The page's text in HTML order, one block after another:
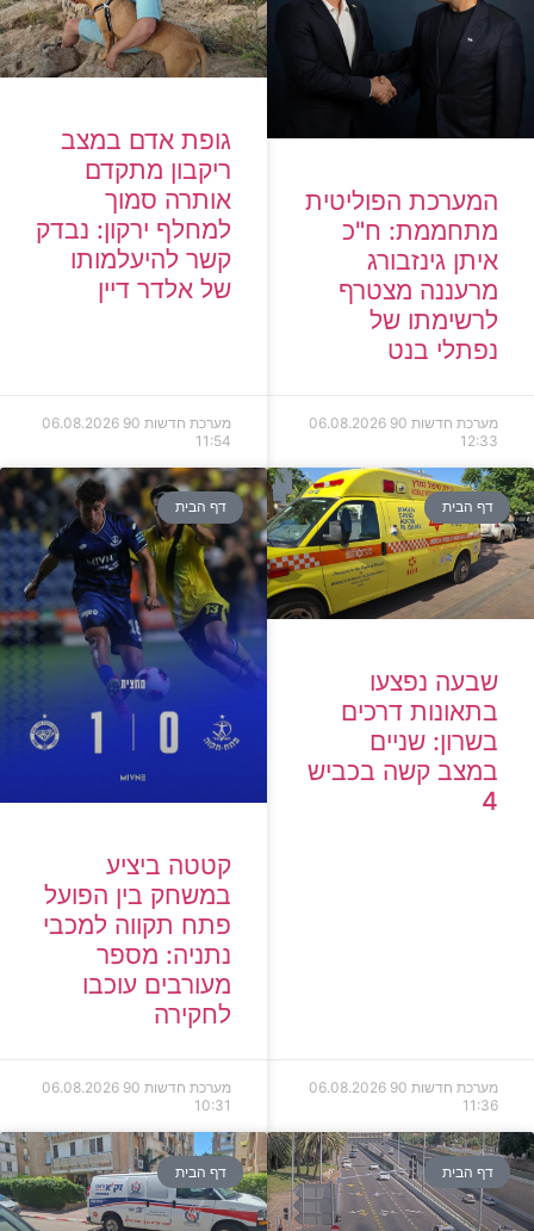
המערכת הפוליטית
מתחממת: ח"כ
איתן גינזבורג
מרעננה מצטרף
לרשימתו של
נפתלי בנט
מערכת חדשות 90
06.08.2026
12:33
גופת אדם במצב
ריקבון מתקדם
אותרה סמוך
למחלף ירקון: נבדק
קשר להיעלמותו
של אלדר דיין
מערכת חדשות 90
06.08.2026
11:54
דף הבית
שבעה נפצעו
בתאונות דרכים
בשרון: שניים
במצב קשה בכביש
4
מערכת חדשות 90
06.08.2026
11:36
דף הבית
קטטה ביציע
במשחק בין הפועל
פתח תקווה למכבי
נתניה: מספר
מעורבים עוכבו
לחקירה
מערכת חדשות 90
06.08.2026
10:31
דף הבית דף הבית